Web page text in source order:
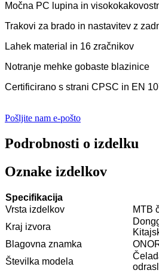
Močna PC lupina in
Trakovi za brado in nastavitev z
Lahek material in 16 zračnikov
Notranje mehke gobaste blazinice
Certificirano s strani CPSC in EN
Pošljite nam e-pošto
Podrobnosti o izdelku
Oznake izdelkov
Specifikacija
Vrsta izdelkov
MTB
Kraj izvora
Blagovna znamka
Številka modela